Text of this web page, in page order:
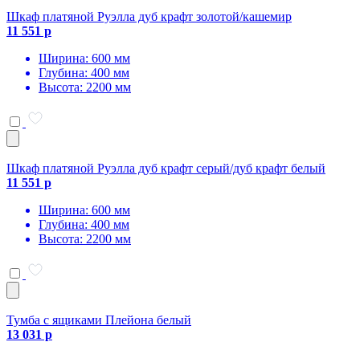
Шкаф платяной Руэлла дуб крафт золотой/кашемир
11 551 р
Ширина: 600 мм
Глубина: 400 мм
Высота: 2200 мм
Шкаф платяной Руэлла дуб крафт серый/дуб крафт белый
11 551 р
Ширина: 600 мм
Глубина: 400 мм
Высота: 2200 мм
Тумба с ящиками Плейона белый
13 031 р